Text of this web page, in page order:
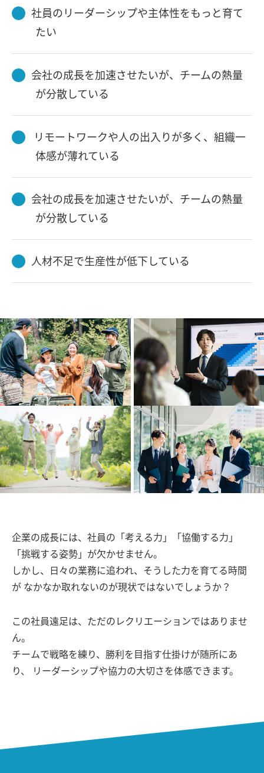
社員のリーダーシップや主体性をもっと育て
たい
会社の成長を加速させたいが、チームの熱量
が分散している
リモートワークや人の出入りが多く、組織一
体感が薄れている
会社の成長を加速させたいが、チームの熱量
が分散している
人材不足で生産性が低下している
企業の成長には、社員の「考える力」「協働する力」
「挑戦する姿勢」が欠かせません。
しかし、日々の業務に追われ、そうした力を育てる時間
が なかなか取れないのが現状ではないでしょうか？
この社員遠足は、ただのレクリエーションではありませ
ん。
チームで戦略を練り、勝利を目指す仕掛けが随所にあ
り、
リーダーシップや協力の大切さを体感できます。